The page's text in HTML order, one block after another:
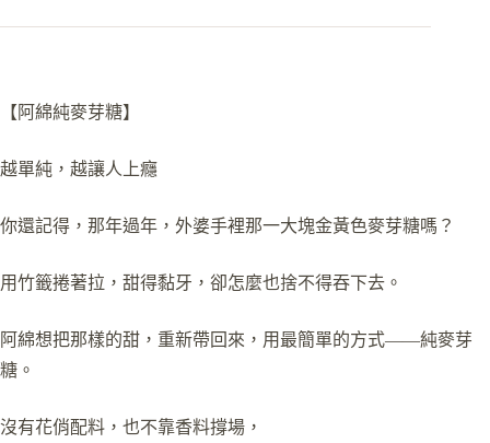
【阿綿純麥芽糖】
越單純，越讓人上癮
你還記得，那年過年，外婆手裡那一大塊金黃色麥芽糖嗎？
用竹籤捲著拉，甜得黏牙，卻怎麼也捨不得吞下去。
阿綿想把那樣的甜，重新帶回來，用最簡單的方式——純麥芽
糖。
沒有花俏配料，也不靠香料撐場，